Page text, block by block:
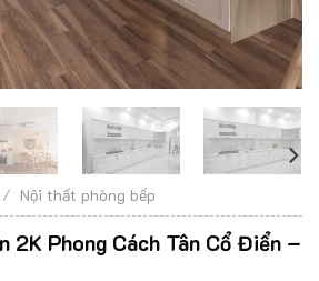
/ Nội thất phòng bếp
2K Phong Cách Tân Cổ Điển –